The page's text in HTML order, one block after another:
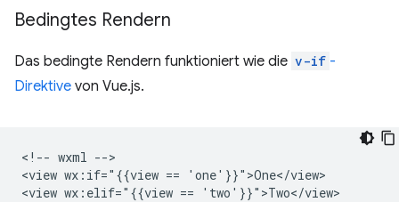
Bedingtes Rendern
Das bedingte Rendern funktioniert wie die v-if -
Direktive von Vue.js.
<!-- wxml -->
<view wx:if="{{view == 'one'}}">One</view>
<view wx:elif="{{view == 'two'}}">Two</view>